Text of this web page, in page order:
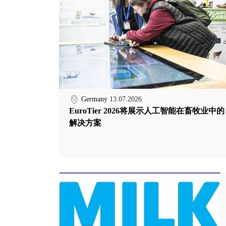
Germany 13.07.2026
EuroTier 2026将展示人工智能在畜牧业中的
解决方案